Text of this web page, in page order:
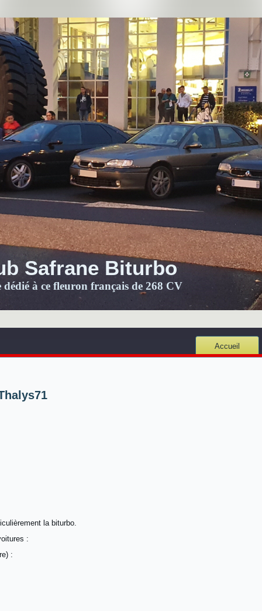
Safrane Biturbo
dédié à ce fleuron français de 268 CV
Accueil
la biturbo.
:
: